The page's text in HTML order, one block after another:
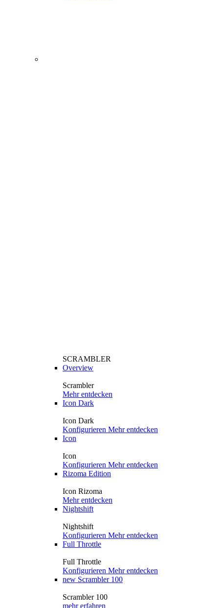
SCRAMBLER
Overview
Scrambler
Mehr entdecken
Icon Dark
Icon Dark
Konfigurieren Mehr entdecken
Icon
Icon
Konfigurieren Mehr entdecken
Rizoma Edition
Icon Rizoma
Mehr entdecken
Nightshift
Nightshift
Konfigurieren Mehr entdecken
Full Throttle
Full Throttle
Konfigurieren Mehr entdecken
new Scrambler 100
Scrambler 100
mehr erfahren